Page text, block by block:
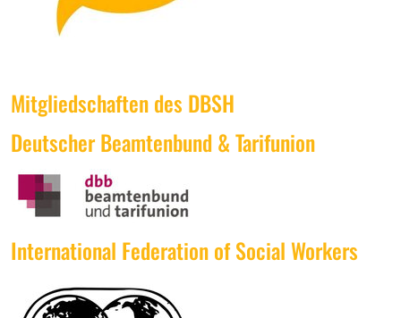
Mitgliedschaften des DBSH
Deutscher Beamtenbund & Tarifunion
International Federation of Social Workers